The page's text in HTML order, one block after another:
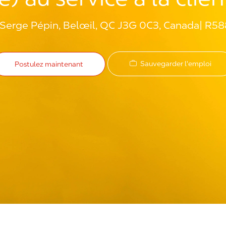
Pépin, Belœil, QC J3G 0C3, Canada
Postulez maintenant Sauvegarder l'emploi